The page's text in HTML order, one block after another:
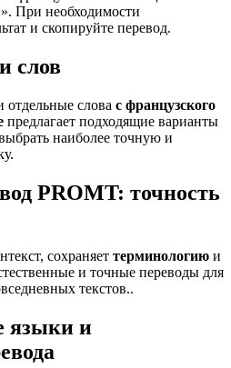
При необходимости
и скопируйте перевод.
слов
отдельные слова с французского
предлагает подходящие варианты
наиболее точную и
PROMT: точность
сохраняет терминологию и
и точные переводы для
текстов..
языки и